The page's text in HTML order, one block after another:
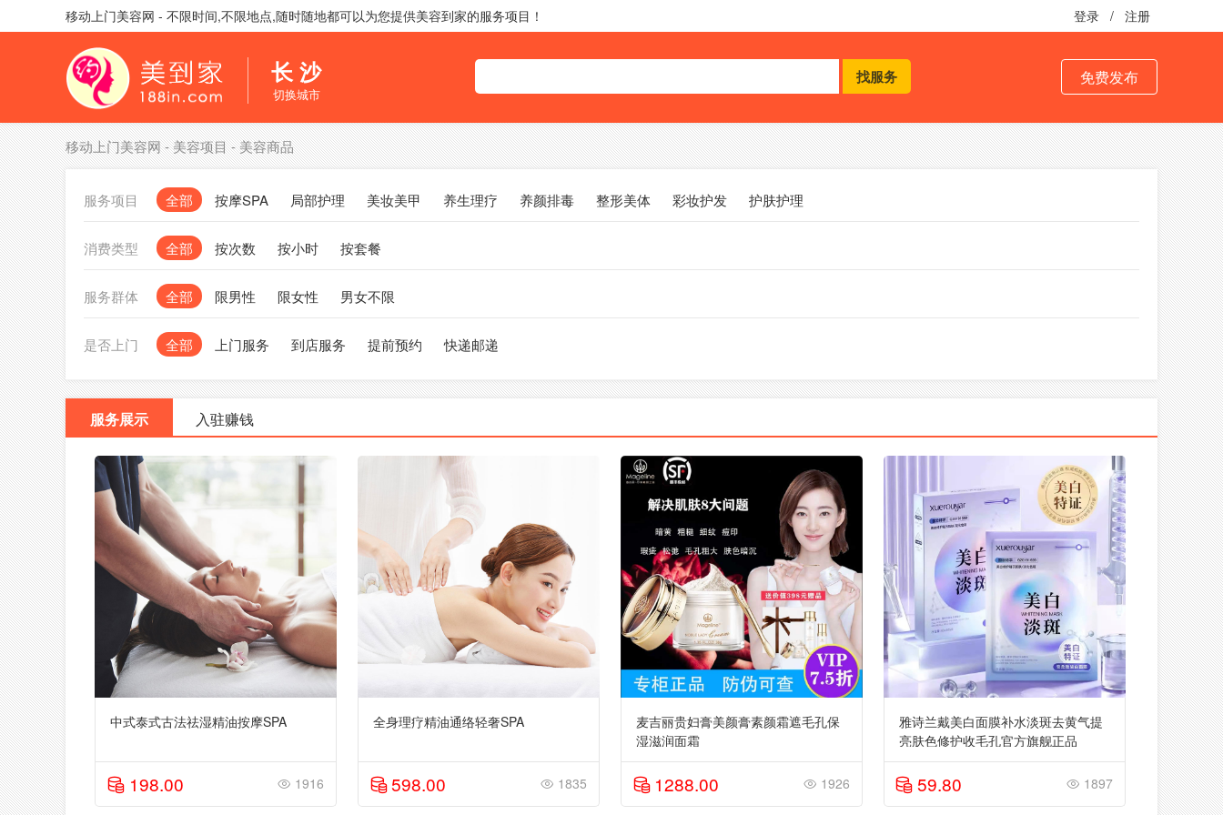
移动上门美容网 - 不限时间,不限地点,随时随地都可以为您提供美容到家的服务项目！ 登录 / 注册
长 沙
切换城市
免费发布
移动上门美容网-美容项目-美容商品
服务项目 全部 按摩SPA 局部护理 美妆美甲 养生理疗 养颜排毒 整形美体 彩妆护发 护肤护理
消费类型 全部 按次数 按小时 按套餐
服务群体 全部 限男性 限女性 男女不限
是否上门 全部 上门服务 到店服务 提前预约 快递邮递
服务展示 入驻赚钱
中式泰式古法祛湿精油按摩SPA
198.00 1916
全身理疗精油通络轻奢SPA
598.00 1835
麦吉丽贵妇膏美颜膏素颜霜遮毛孔保
湿滋润面霜
1288.00 1926
雅诗兰戴美白面膜补水淡斑去黄气提
亮肤色修护收毛孔官方旗舰正品
59.80 1897